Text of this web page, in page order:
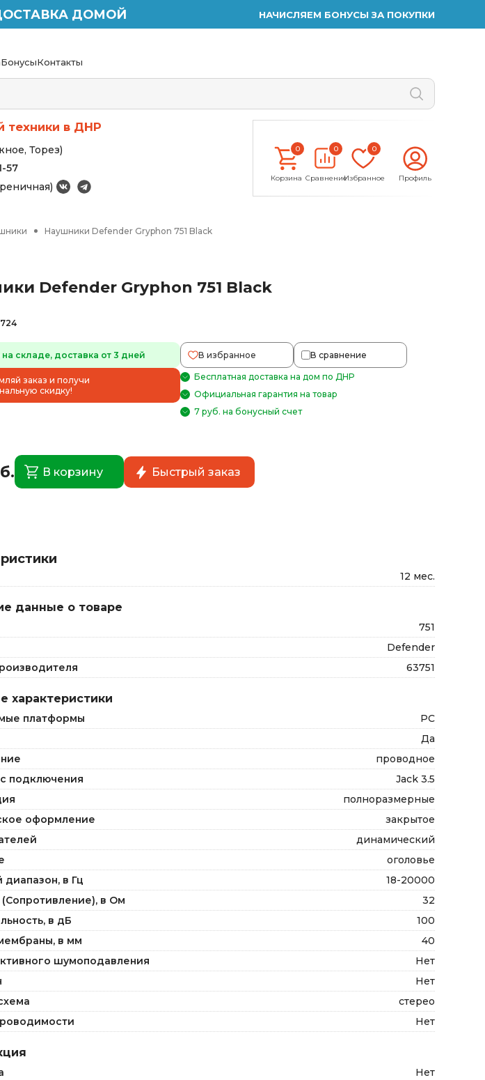
ДОМОЙ НАЧИСЛЯЕМ БОНУСЫ ЗА ПОКУПКИ
БонусыКонтакты
техники в ДНР
Торез)
57
0
Корзина
0
Сравнение
0
Избранное Профиль
Наушники Defender Gryphon 751 Black
Defender Gryphon 751 Black
на складе, доставка от 3 дней В избранное В сравнение
заказ и получи
скидку!
Бесплатная доставка на дом по ДНР
Официальная гарантия на товар
7 руб. на бонусный счет
В корзину Быстрый заказ
12 мес.
данные о товаре
751
Defender
63751
характеристики
платформы
PC
Да
проводное
подключения
Jack 3.5
полноразмерные
оформление
закрытое
динамический
оголовье
диапазон, в Гц
18-20000
в Ом
32
в дБ
100
в мм
40
шумоподавления
Нет
Нет
стерео
Нет
Нет